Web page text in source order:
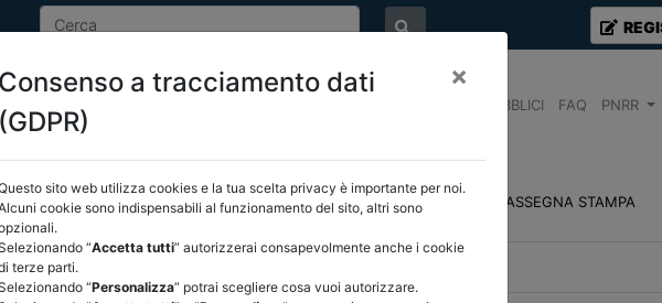
DOCUMENTI PUBBLICI FAQ PNRR
COMUNICAZIONI NOVITÀ NORMATIVE RASSEGNA STAMPA
Consenso a tracciamento dati
(GDPR)
×
sito web utilizza cookies e la tua scelta privacy è importante per noi.
cookie sono indispensabili al funzionamento del sito, altri sono
“Accetta tutti” autorizzerai consapevolmente anche i cookie
terze parti.
“Personalizza” potrai scegliere cosa vuoi autorizzare.